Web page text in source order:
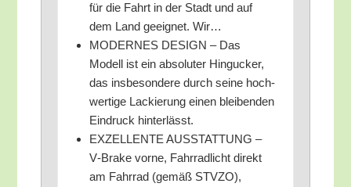
für die Fahrt in der Stadt und auf
dem Land geeig­net. Wir…
MODERNES DESIGN – Das
Modell ist ein abso­lu­ter Hin­gu­cker,
das ins­be­son­de­re durch sei­ne hoch­
wer­ti­ge Lackie­rung einen blei­ben­den
Ein­druck hinterlässt.
EXZELLENTE AUSSTATTUNG –
V‑Brake vor­ne, Fahr­rad­licht direkt
am Fahr­rad (gemäß STVZO),